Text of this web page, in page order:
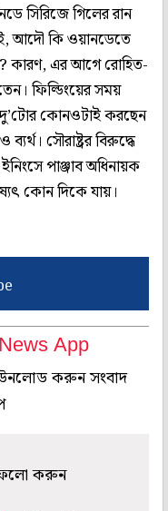
সিরিজে গিলের রান
আদৌ কি ওয়ানডেতে
কারণ, এর আগে রোহিত-
ফিল্ডিংয়ের সময়
দু’টোর কোনওটাই করছেন
সৌরাষ্ট্রর বিরুদ্ধে
পাঞ্জাব অধিনায়ক
কোন দিকে যায়।
App
করুন সংবাদ
ফলো করুন